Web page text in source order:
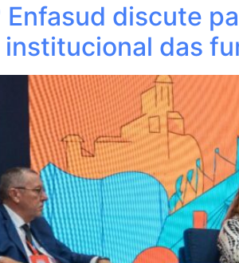
Enfasud discute
das